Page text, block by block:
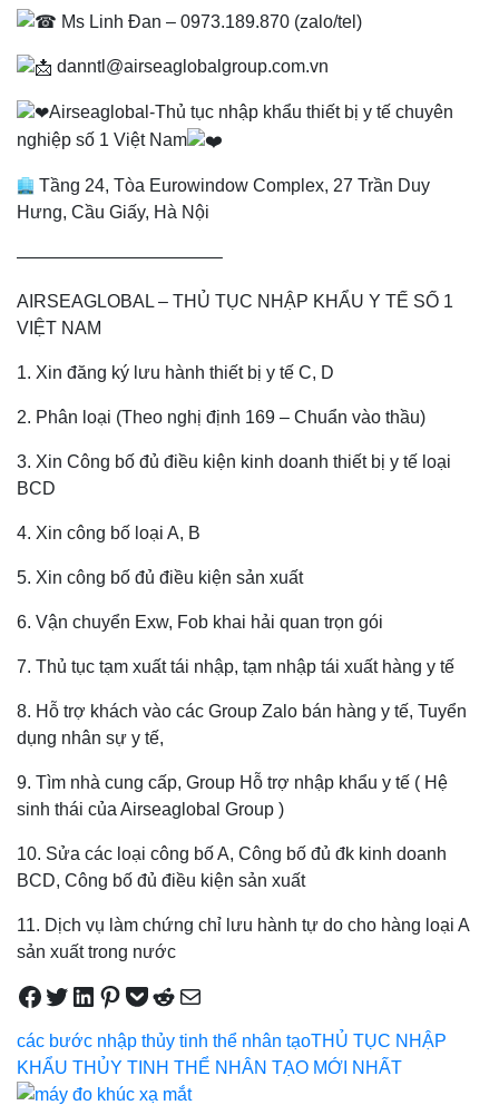
Ms Linh Đan – 0973.189.870 (zalo/tel)
danntl@airseaglobalgroup.com.vn
Airseaglobal-Thủ tục nhập khẩu thiết bị y tế chuyên
nghiệp số 1 Việt Nam
Tầng 24, Tòa Eurowindow Complex, 27 Trần Duy
Hưng, Cầu Giấy, Hà Nội
———————————–
AIRSEAGLOBAL – THỦ TỤC NHẬP KHẨU Y TẾ SỐ 1
VIỆT NAM
1. Xin đăng ký lưu hành thiết bị y tế C, D
2. Phân loại (Theo nghị định 169 – Chuẩn vào thầu)
3. Xin Công bố đủ điều kiện kinh doanh thiết bị y tế loại
BCD
4. Xin công bố loại A, B
5. Xin công bố đủ điều kiện sản xuất
6. Vận chuyển Exw, Fob khai hải quan trọn gói
7. Thủ tục tạm xuất tái nhập, tạm nhập tái xuất hàng y tế
8. Hỗ trợ khách vào các Group Zalo bán hàng y tế, Tuyển
dụng nhân sự y tế,
9. Tìm nhà cung cấp, Group Hỗ trợ nhập khẩu y tế ( Hệ
sinh thái của Airseaglobal Group )
10. Sửa các loại công bố A, Công bố đủ đk kinh doanh
BCD, Công bố đủ điều kiện sản xuất
11. Dịch vụ làm chứng chỉ lưu hành tự do cho hàng loại A
sản xuất trong nước
Share on Facebook
Tweet on Twitter
Share on LinkedIn
Pin on Pinterest
Save to pocket
Share on Reddit
Share via Email
các bước nhập thủy tinh thể nhân tạoTHỦ TỤC NHẬP
KHẨU THỦY TINH THỂ NHÂN TẠO MỚI NHẤT